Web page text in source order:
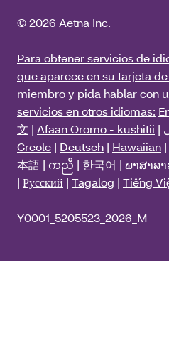
© 2026 Aetna Inc.
Para obtener servicios de
que aparece en su tarjeta
miembro y pida hablar con
servicios en otros idiomas:
文 | Afaan Oromo - kushitii |
Creole | Deutsch | Hawaiian |
本語 | ကညီ | 한국어 | ພາສາລາ
| Русский | Tagalog | Tiếng
Y0001_5205523_2026_M